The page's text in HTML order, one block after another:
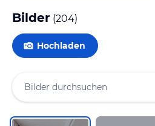
Bilder (204)
Hochladen